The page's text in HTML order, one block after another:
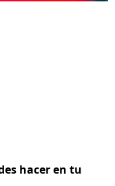
hacer en tu